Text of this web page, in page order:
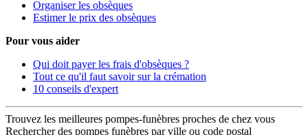
Organiser les obsèques
Estimer le prix des obsèques
Pour vous aider
Qui doit payer les frais d'obsèques ?
Tout ce qu'il faut savoir sur la crémation
10 conseils d'expert
Trouvez les meilleures pompes-funèbres proches de chez vous
Rechercher des pompes funèbres par ville ou code postal